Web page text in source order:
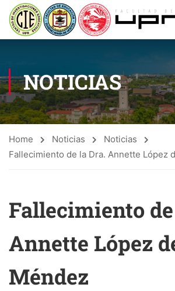
NOTICIAS
Home Noticias
Noticias
Fallecimiento de la Dra. Annette López
Fallecimiento
Annette López
Méndez